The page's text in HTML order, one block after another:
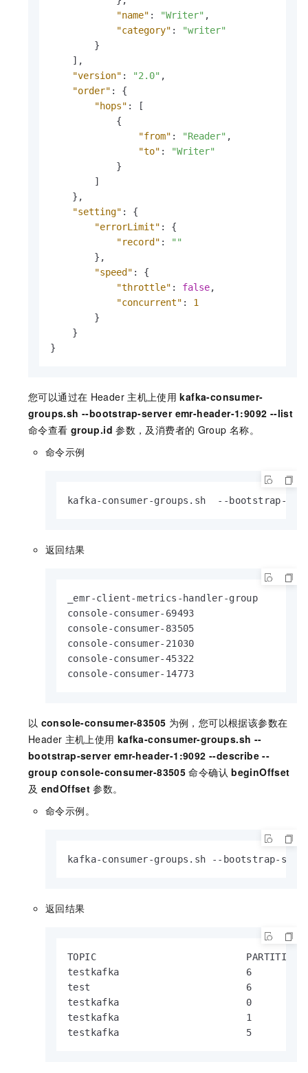
"name" : "Writer" ,
"category" :
"writer"
}
] ,
"version" : "2.0" ,
"order" :
{
"hops" :
[
{
"from" : "Reader" ,
"to" :
"Writer"
}
]
} ,
"setting" :
{
"errorLimit" :
{
"record" :
""
} ,
"speed" :
{
"throttle" : false,
"concurrent" :
1
}
}
}
您可以通过在 Header 主机上使用 kafka-consumer-
groups.sh --bootstrap-server emr-header-1:9092 --list
命令查看 group.id 参数，及消费者的 Group 名称。
命令示例
kafka-consumer-groups.sh  --bootstrap-
返回结果
_emr-client-metrics-handler-group
console-consumer-69493
console-consumer-83505
console-consumer-21030
console-consumer-45322
console-consumer-14773
以 console-consumer-83505 为例，您可以根据该参数在
Header 主机上使用 kafka-consumer-groups.sh --
bootstrap-server emr-header-1:9092 --describe --
group console-consumer-83505 命令确认 beginOffset
及 endOffset 参数。
命令示例。
kafka-consumer-groups.sh --bootstrap-
返回结果
TOPIC                          PARTITION
testkafka                      6
test                           6
testkafka                      0
testkafka                      1
testkafka                      5